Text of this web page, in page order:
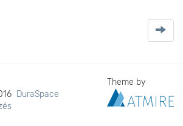
DuraSpace
Theme by